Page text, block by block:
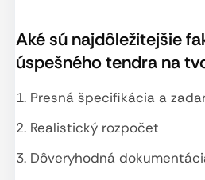
Aké sú najdôležitejšie
úspešného tendra na
Presná špecifikácia a
Realistický rozpočet
Dôveryhodná